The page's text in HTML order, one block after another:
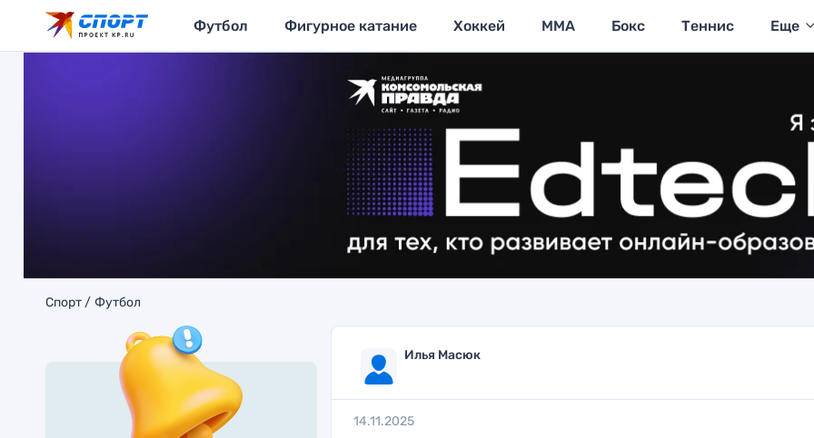
Футбол Фигурное катание Хоккей MMA Бокс Теннис Еще
Спорт Футбол
Илья Масюк
14.11.2025